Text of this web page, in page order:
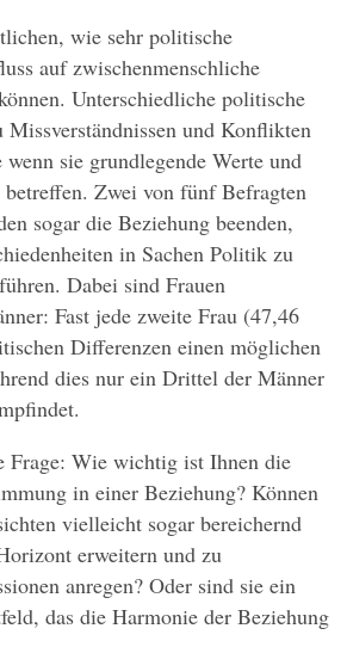
wie sehr politische
auf zwischenmenschliche
Unterschiedliche politische
Missverständnissen und Konflikten
sie grundlegende Werte und
betreffen. Zwei von fünf Befragten
sogar die Beziehung beenden,
in Sachen Politik zu
Dabei sind Frauen
Fast jede zweite Frau (47,46
Differenzen einen möglichen
dies nur ein Drittel der Männer
Frage: Wie wichtig ist Ihnen die
in einer Beziehung? Können
vielleicht sogar bereichernd
erweitern und zu
anregen? Oder sind sie ein
das die Harmonie der Beziehung